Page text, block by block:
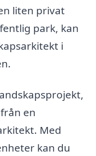
liten privat
park, kan
i
en
Med
kan du